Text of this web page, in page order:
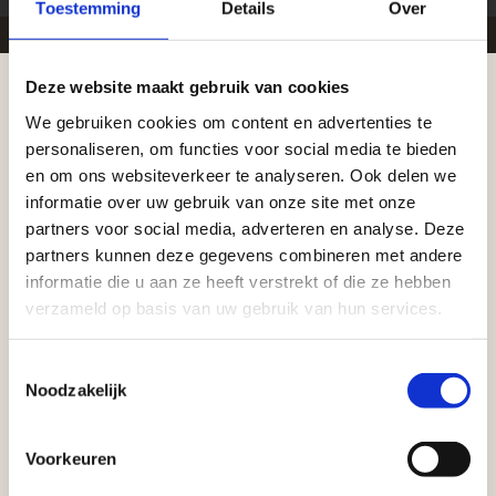
Toestemming Details Over
Deze website maakt gebruik van cookies
We gebruiken cookies om content en advertenties te
personaliseren, om functies voor social media te bieden
en om ons websiteverkeer te analyseren. Ook delen we
informatie over uw gebruik van onze site met onze
partners voor social media, adverteren en analyse. Deze
partners kunnen deze gegevens combineren met andere
informatie die u aan ze heeft verstrekt of die ze hebben
verzameld op basis van uw gebruik van hun services.
Noodzakelijk
Voorkeuren
Zakelijke klant worden
Vego Tuinmaterialen is de meest geschikte partner
voor zakelijke klanten op zoek naar tuin- en
infraproducten. Als professionele leverancier van
tuinmaterialen bieden wij een breed assortiment
aan producten van topkwaliteit. Lees meer over de
zakelijke mogelijkheden
Aangepaste openingstijden tijdens de
vakantieperiode
Waardenburg en Vego Dordrecht hanteren tijdens
de vakantieperiode aangepaste openingstijden op
zaterdag. Bekijk de vestigingspagina voor de
actuele openingstijden.
maanden dicht is voor al het wegverkeer, is het fijn